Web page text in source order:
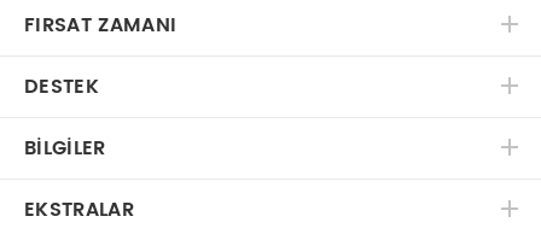
FIRSAT ZAMANI
DESTEK
BILGILER
EKSTRALAR